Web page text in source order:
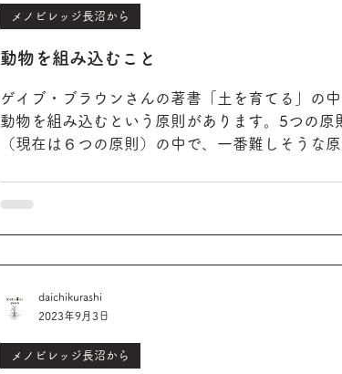
動物を組み込むこと
ゲイブ・ブラウンさんの著書「土を育てる」の中
動物を組み込むという原則があります。5つの原
（現在は６つの原則）の中で、一番難しそうな原
かったような気がします。...
メノビレッジ長沼から
メノビレッジ長沼から
daichikurashi
2023年9月3日